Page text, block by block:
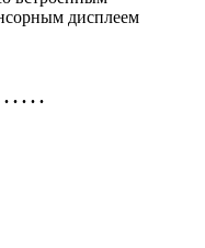
дисплеем
. . . . .